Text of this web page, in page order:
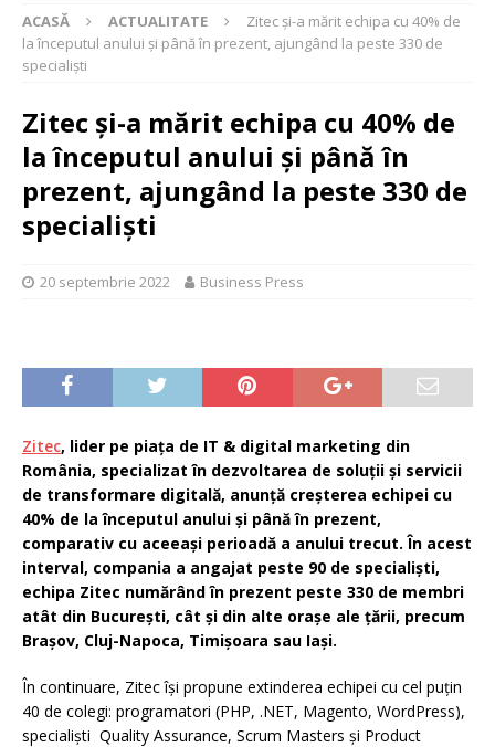
ACASĂ ACTUALITATE
Zitec și-a mărit echipa cu 40% de
la începutul anului și până în prezent, ajungând la peste 330 de
specialiști
Zitec și-a mărit echipa cu 40% de
la începutul anului și până în
prezent, ajungând la peste 330 de
specialiști
20 septembrie 2022 Business Press
Zitec, lider pe piața de IT & digital marketing din
România, specializat în dezvoltarea de soluții și servicii
de transformare digitală, anunță creșterea echipei cu
40% de la începutul anului și până în prezent,
comparativ cu aceeași perioadă a anului trecut. În acest
interval, compania a angajat peste 90 de specialiști,
echipa Zitec numărând în prezent peste 330 de membri
atât din București, cât și din alte orașe ale țării, precum
Brașov, Cluj-Napoca, Timișoara sau Iași.
În continuare, Zitec își propune extinderea echipei cu cel puțin
40 de colegi: programatori (PHP, .NET, Magento, WordPress),
specialiști Quality Assurance, Scrum Masters și Product